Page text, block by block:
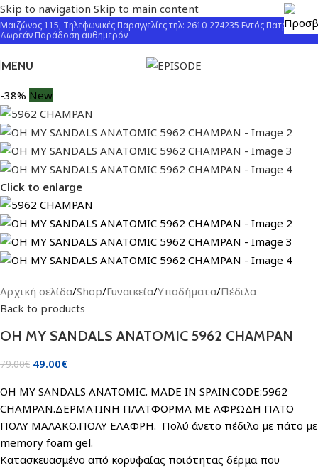
Skip to navigation Skip to main content
Μαιζώνος 115, Τηλεφωνικές Παραγγελίες τηλ: 2610-274235 Εντός Πατρών
Δωρεάν Παράδοση αυθημερόν
MENU
-38% New
Click to enlarge
Αρχική σελίδα/Shop/Γυναικεία/Υποδήματα/Πέδιλα
Back to products
OH MY SANDALS ANATOMIC 5962 CHAMPAN
79.00€ 49.00€
OH MY SANDALS ANATOMIC. MADE IN SPAIN.CODE:5962
CHAMPAN.ΔΕΡΜΑΤΙΝΗ ΠΛΑΤΦΟΡΜΑ ΜΕ ΑΦΡΩΔΗ ΠΑΤΟ
ΠΟΛΥ ΜΑΛΑΚΟ.ΠΟΛΥ ΕΛΑΦΡΗ. Πολύ άνετο πέδιλο με πάτο με
memory foam gel.
Κατασκευασμένο από κορυφαίας ποιότητας δέρμα που